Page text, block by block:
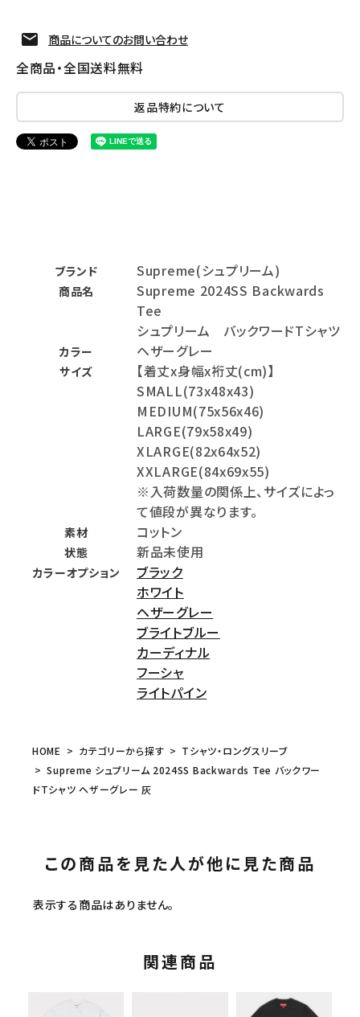
商品についてのお問い合わせ
全商品・全国送料無料
返品特約について
ブランド Supreme(シュプリーム)
商品名
Supreme 2024SS Backwards
Tee
シュプリーム バックワードTシャツ
カラー ヘザーグレー
サイズ
【着丈x身幅x裄丈(cm)】
SMALL(73x48x43)
MEDIUM(75x56x46)
LARGE(79x58x49)
XLARGE(82x64x52)
XXLARGE(84x69x55)
※入荷数量の関係上、サイズによっ
て値段が異なります。
素材 コットン
状態 新品未使用
カラーオプション
ブラック
ホワイト
ヘザーグレー
ブライトブルー
カーディナル
フーシャ
ライトパイン
HOME カテゴリーから探す
Tシャツ・ロングスリーブ
Supreme シュプリーム 2024SS Backwards Tee バックワー
ドTシャツ ヘザーグレー 灰
この商品を見た人が他に見た商品
表示する商品はありません。
関連商品